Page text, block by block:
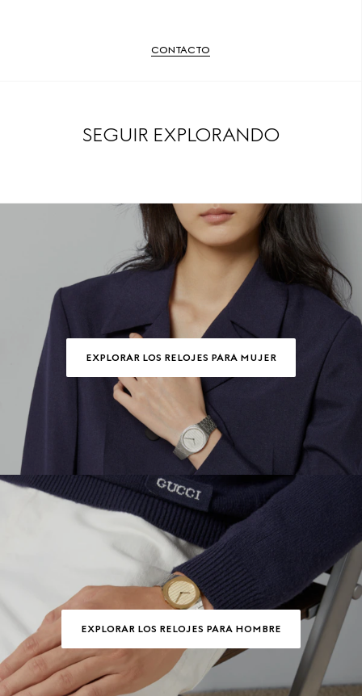
CONTACTO
SEGUIR EXPLORANDO
EXPLORAR LOS RELOJES PARA MUJER
EXPLORAR LOS RELOJES PARA HOMBRE